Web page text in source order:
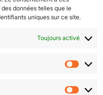
données telles que le
uniques sur ce site.
Toujours activé